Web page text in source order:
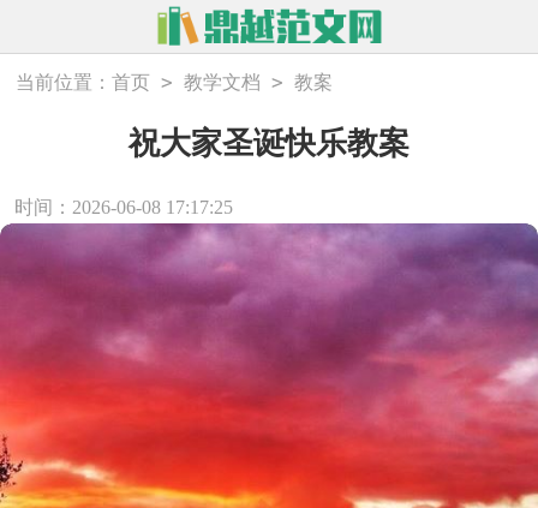
当前位置：首页 > 教学文档 > 教案
祝大家圣诞快乐教案
时间：2026-06-08 17:17:25